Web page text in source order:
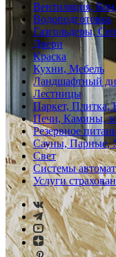
Вентиляция,
Водоподготовка
Газгольдеры,
Двери
Краска
Кухни, Мебель
Ландшафтный
Лестницы
Паркет, Плитка,
Печи, Камины,
Резервное
Сауны, Парные,
Свет
Системы
Услуги